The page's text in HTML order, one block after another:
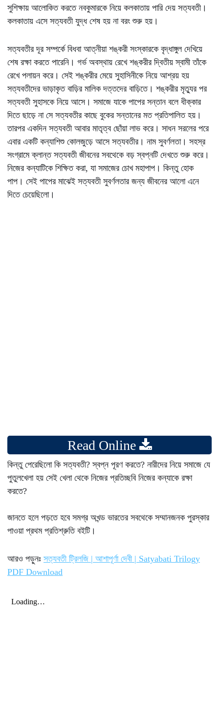
সুশিক্ষায় আলোকিত করতে নবকুমারকে নিয়ে কলকাতায় পারি দেয় সত্যবতী।
কলকাতায় এসে সত্যবতী যুদ্ধ শেষ হয় না বরং শুরু হয়।
সত্যবতীর দূর সম্পর্কে বিধবা আত্নীয়া শঙ্করী সংস্কারকে বৃদ্ধাঙ্গুল দেখিয়ে
শেষ রক্ষা করতে পারেনি। গর্ভ অবস্থায় রেখে শঙ্করীর দ্বিতীয় স্বামী তাঁকে
রেখে পলায়ন করে। সেই শঙ্করীর মেয়ে সুহাসিনীকে নিয়ে আশ্রয় হয়
সত্যবতীদের ভাড়াকৃত বাড়ির মালিক দত্তদের বাড়িতে। শঙ্করীর মৃত্যুর পর
সত্যবতী সুহাসকে নিয়ে আসে। সমাজে যাকে পাপের সন্তান বলে ধীক্কার
দিতে ছাড়ে না সে সত্যবতীর কাছে বুকের সন্তানের মত প্রতিপালিত হয়।
তারপর একদিন সত্যবতী আবার মাতৃত্ব ছোঁয়া লাভ করে। সাধন সরলের পরে
এবার একটি কন্যাশিশু কোলজুড়ে আসে সত্যবতীর। নাম সুবর্ণলতা। সহস্র
সংগ্রামে ক্লান্ত সত্যবতী জীবনের সবথেকে বড় স্বপ্নটি দেখতে শুরু করে।
নিজের কন্যাটিকে শিক্ষিত করা, যা সমাজের চোখ মহাপাপ। কিন্তু হোক
পাপ। সেই পাপের মাঝেই সত্যবতী সুবর্ণলতার জন্য জীবনের আলো এনে
দিতে চেয়েছিলো।
Read Online
কিন্তু পেরেছিলো কি সত্যবতী? স্বপ্ন পূরণ করতে? নারীদের নিয়ে সমাজে যে
পুতুলখেলা হয় সেই খেলা থেকে নিজের প্রতিচ্ছবি নিজের কন্যাকে রক্ষা
করতে?
জানতে হলে পড়তে হবে সমগ্র অখন্ড ভারতের সবথেকে সম্মানজনক পুরস্কার
পাওয়া প্রথম প্রতিশ্রুতি বইটি।
আরও পড়ুনঃ সত্যবতী ট্রিলজি | আশাপূর্ণা দেবী | Satyabati Trilogy
PDF Download